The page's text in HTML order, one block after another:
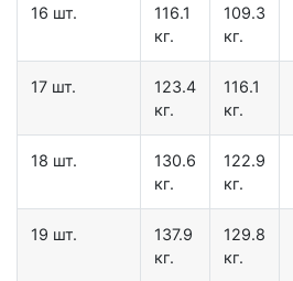
16 шт.
116.1
кг.
109.3
кг.
17 шт.
123.4
кг.
116.1
кг.
18 шт.
130.6
кг.
122.9
кг.
19 шт.
137.9
кг.
129.8
кг.